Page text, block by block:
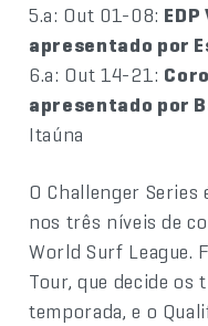
5.a: Out 01-08:
apresentado por
6.a: Out 14-21:
apresentado por
Itaúna
O Challenger Series
nos três níveis de
World Surf League.
Tour, que decide os
temporada, e o